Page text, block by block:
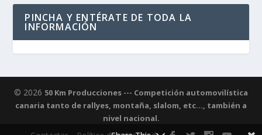
PINCHA Y ENTÉRATE DE TODA LA
INFORMACIÓN
© 2026 50 Km Producciones --- Competición automovilística
canaria tanto de rallyes, montaña, slalom, etc..., también a
nivel nacional.